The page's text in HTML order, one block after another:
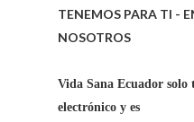
TENEMOS PARA TI -
NOSOTROS
Vida Sana Ecuador solo
electrónico y es